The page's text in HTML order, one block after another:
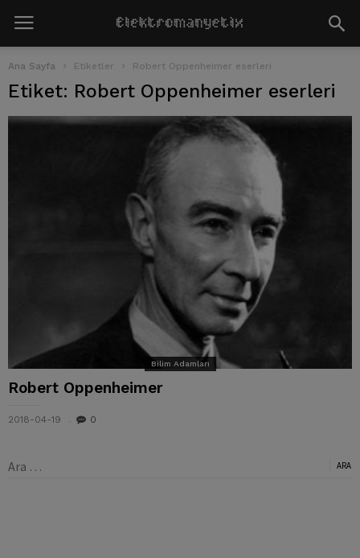
Ana Sayfa Etiketler Robert Oppenheimer eserleri
Etiket: Robert Oppenheimer eserleri
Bilim Adamları
Robert Oppenheimer
2018-04-19 0
Arama: